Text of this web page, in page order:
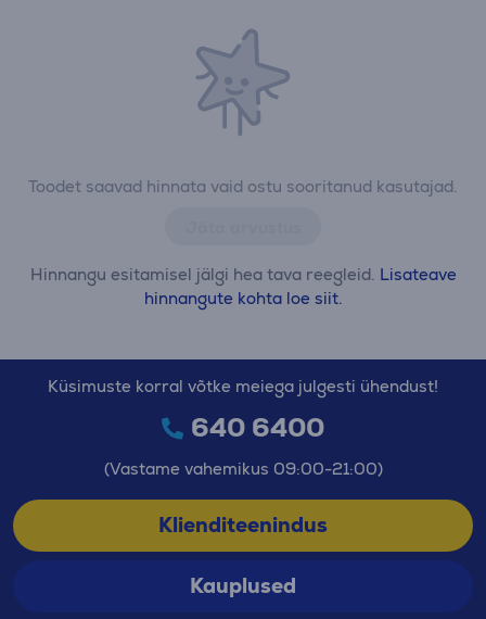
Toodet saavad hinnata vaid ostu sooritanud kasutajad.
Hinnangu esitamisel jälgi hea tava reegleid. Lisateave
hinnangute kohta loe siit.
Küsimuste korral võtke meiega julgesti ühendust!
640 6400
(Vastame vahemikus 09:00-21:00)
Klienditeenindus
Kauplused